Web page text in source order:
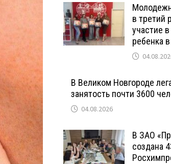
в третий
участие
ребенка
В Великом Новгороде
занятость почти 3600
04.08.2026
В ЗАО
создана